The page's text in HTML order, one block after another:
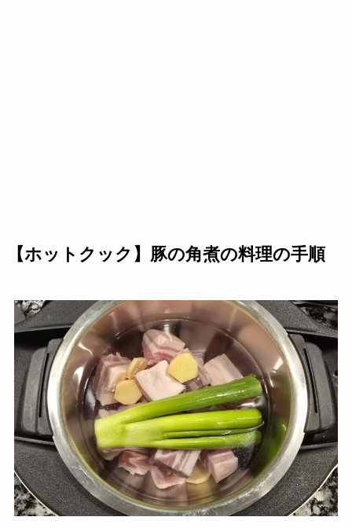
【ホットクック】豚の角煮の料理の手順